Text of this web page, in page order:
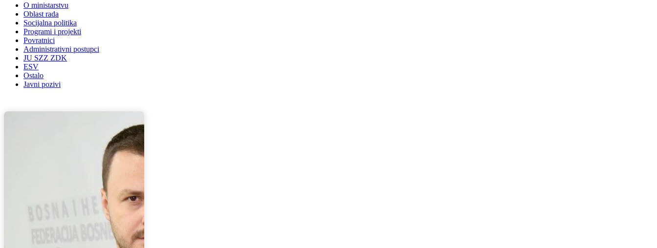
O ministarstvu
Oblast rada
Socijalna politika
Programi i projekti
Povratnici
Administrativni postupci
JU SZZ ZDK
ESV
Ostalo
Javni pozivi